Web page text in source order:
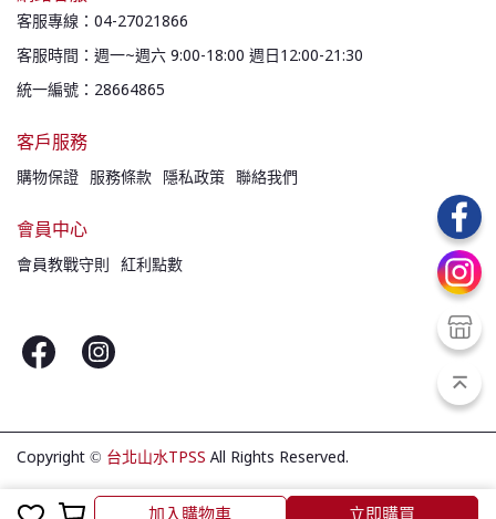
客服專線：04-27021866
客服時間：週一~週六 9:00-18:00 週日12:00-21:30
統一編號：28664865
客戶服務
購物保證 服務條款 隱私政策 聯絡我們
會員中心
會員教戰守則 紅利點數
Copyright © 台北山水TPSS All Rights Reserved.